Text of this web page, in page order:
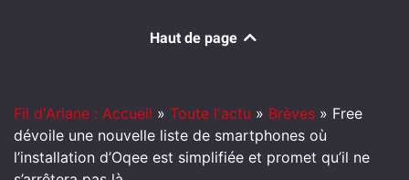
Haut de page
Fil d'Ariane : Accueil » Toute l'actu » Brèves » Free
dévoile une nouvelle liste de smartphones où
l’installation d’Oqee est simplifiée et promet qu’il ne